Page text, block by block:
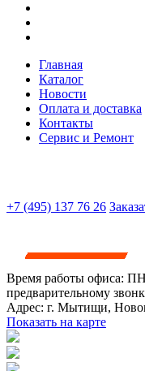
Главная
Каталог
Новости
Оплата и доставка
Контакты
Сервис и Ремонт
+7 (495) 137 76 26
Время работы офиса:
предварительному
Адрес: г. Мытищи,
Показать на карте